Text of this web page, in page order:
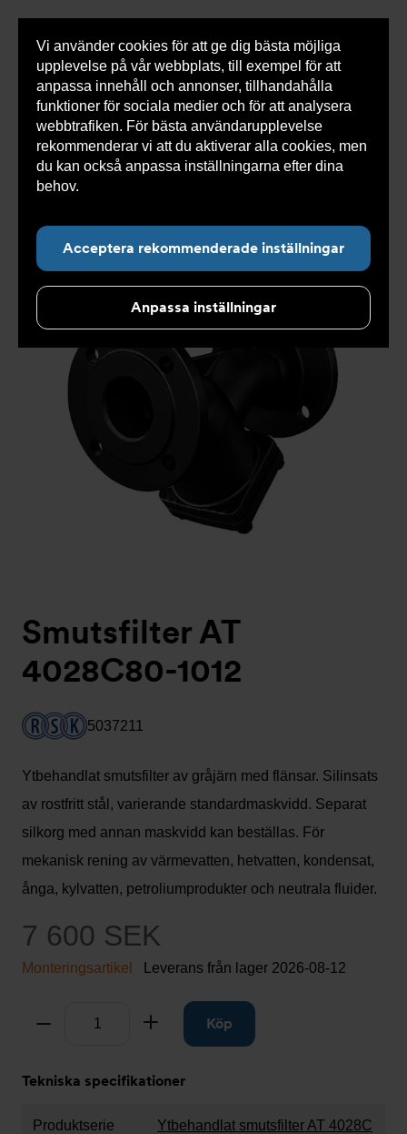
Vi använder cookies för att ge dig bästa möjliga
upplevelse på vår webbplats, till exempel för att
anpassa innehåll och annonser, tillhandahålla
funktioner för sociala medier och för att analysera
webbtrafiken. För bästa användarupplevelse
rekommenderar vi att du aktiverar alla cookies, men
du kan också anpassa inställningarna efter dina
behov.
Acceptera rekommenderade inställningar
Anpassa inställningar
0 varorSnabborder
Du
här:
Armatec > Produkter > Luft- och partikelavskiljare
Smutsfilter
> Flänsad anslutning >
Ytbehandlat
smutsfilter AT 4028C
> Smutsfilter AT 4028C80-1012
Smutsfilter AT
4028C80-1012
5037211
Ytbehandlat smutsfilter av gråjärn med flänsar. Silinsats
av rostfritt stål, varierande standardmaskvidd. Separat
silkorg med annan maskvidd kan beställas. För
mekanisk rening av värmevatten, hetvatten, kondensat,
ånga, kylvatten, petroliumprodukter och neutrala fluider.
7 600 SEK
Monteringsartikel Leverans från lager 2026-08-12
Ta bort Lägg tillKöp
Tekniska specifikationer
Produktserie Ytbehandlat smutsfilter AT 4028C